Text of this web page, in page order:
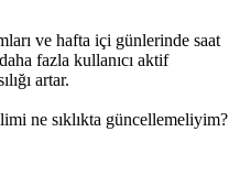
ve hafta içi günlerinde saat
fazla kullanıcı aktif
artar.
ne sıklıkta güncellemeliyim?